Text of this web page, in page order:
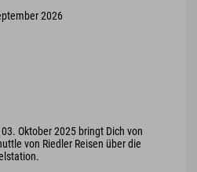
2026
Oktober 2025 bringt Dich von
von Riedler Reisen über die